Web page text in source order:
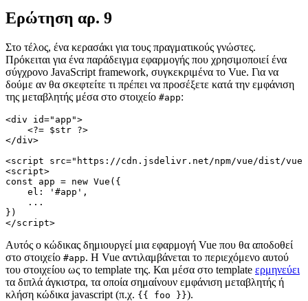
Ερώτηση αρ. 9
Στο τέλος, ένα κερασάκι για τους πραγματικούς γνώστες.
Πρόκειται για ένα παράδειγμα εφαρμογής που χρησιμοποιεί ένα
σύγχρονο JavaScript framework, συγκεκριμένα το Vue. Για να
δούμε αν θα σκεφτείτε τι πρέπει να προσέξετε κατά την εμφάνιση
της μεταβλητής μέσα στο στοιχείο #app:
<div id="app">
    <?= $str ?>
</div>
<script src="https://cdn.jsdelivr.net/npm/vue/dist/
<script>
const app = new Vue({
    el: '#app',
    ...
})
Αυτός ο κώδικας δημιουργεί μια εφαρμογή Vue που θα αποδοθεί
στο στοιχείο #app. Η Vue αντιλαμβάνεται το περιεχόμενο αυτού
του στοιχείου ως το template της. Και μέσα στο template ερμηνεύει
τα διπλά άγκιστρα, τα οποία σημαίνουν εμφάνιση μεταβλητής ή
κλήση κώδικα javascript (π.χ. {{ foo }}).